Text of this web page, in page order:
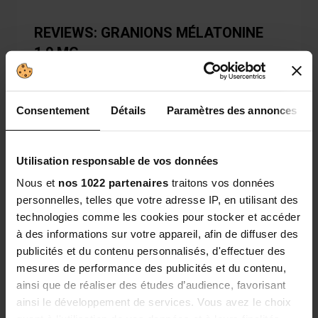
Consentement Détails Paramètres des annonces
Utilisation responsable de vos données
Nous et nos 1022 partenaires traitons vos données
personnelles, telles que votre adresse IP, en utilisant des
technologies comme les cookies pour stocker et accéder
à des informations sur votre appareil, afin de diffuser des
publicités et du contenu personnalisés, d'effectuer des
mesures de performance des publicités et du contenu,
ainsi que de réaliser des études d’audience, favorisant
ainsi le développement de services. Vous avez le choix
REVIEWS: GRANIONS MÉLATONINE
1,9 MG
4.2/5 -5 reviews
Review list
4.2 /5
Basé sur5avis soumis à un contrôle
Voir l’attestation de confiance
5 stars
3